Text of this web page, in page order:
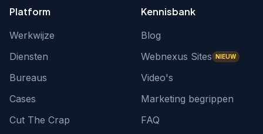
Platform
Werkwijze
Diensten
Bureaus
Cases
Cut The Crap
Kennisbank
Blog
Webnexus Sites NIEUW
Video's
Marketing begrippen
FAQ